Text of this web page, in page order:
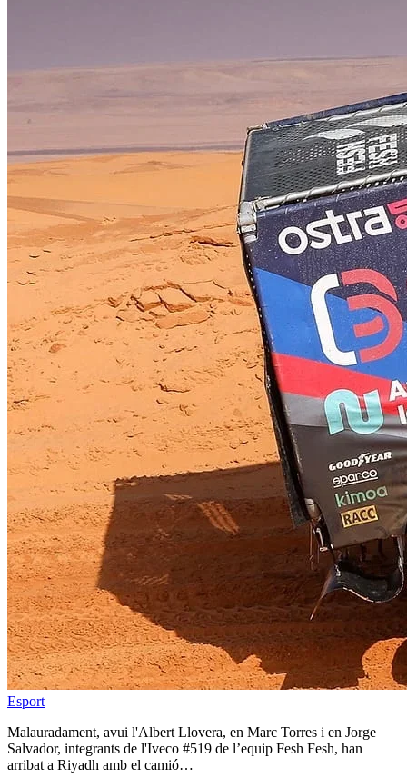
Esport
Malauradament, avui l'Albert Llovera, en Marc Torres i en Jorge
Salvador, integrants de l'Iveco #519 de l’equip Fesh Fesh, han
arribat a Riyadh amb el camió…